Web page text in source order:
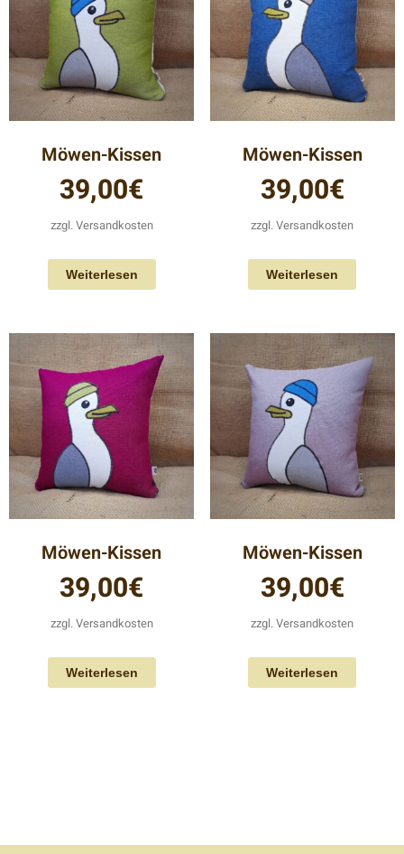
Möwen-Kissen
39,00€
zzgl.Versandkosten
Weiterlesen
Möwen-Kissen
39,00€
zzgl.Versandkosten
Weiterlesen
Möwen-Kissen
39,00€
zzgl.Versandkosten
Weiterlesen
Möwen-Kissen
39,00€
zzgl.Versandkosten
Weiterlesen